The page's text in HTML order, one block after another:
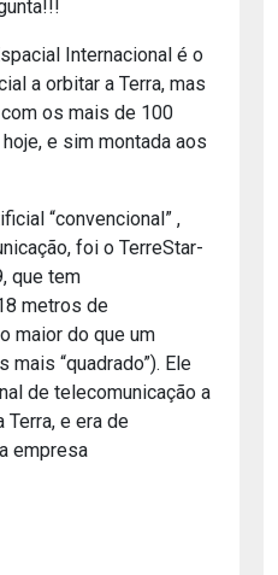
Internacional é o
a orbitar a Terra, mas
os mais de 100
e sim montada aos
“convencional” ,
foi o TerreStar-
que tem
metros de
maior do que um
mais “quadrado”). Ele
de telecomunicação a
e era de
empresa